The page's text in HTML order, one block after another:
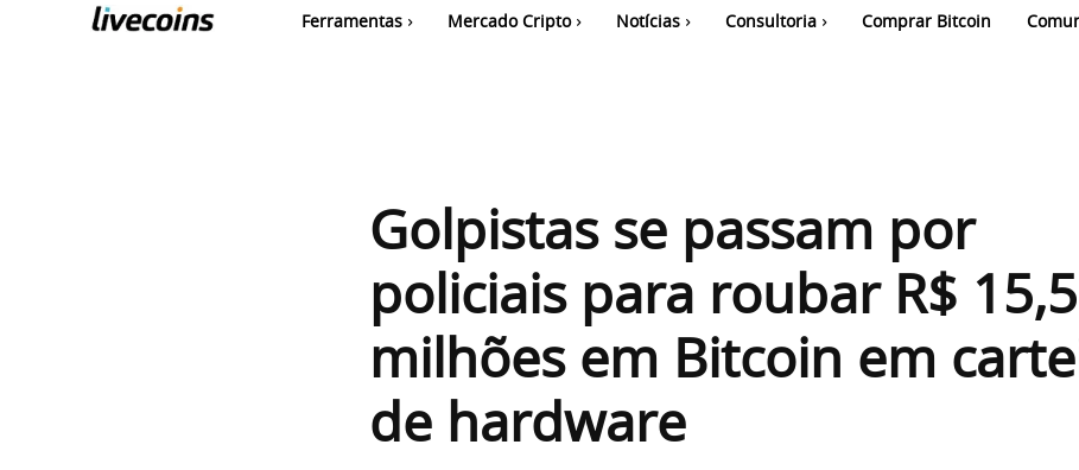
Ferramentas Mercado Cripto Notícias Consultoria Comprar Bitcoin
Golpistas se passam por
policiais para roubar R$ 15,5
milhões em Bitcoin em
de hardware